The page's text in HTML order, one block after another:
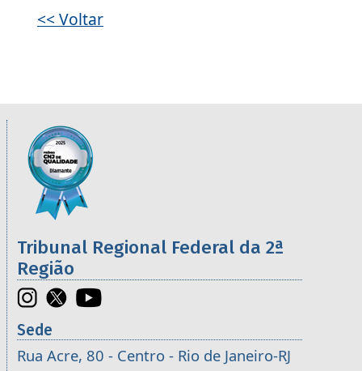
<< Voltar
Informações úteis sobre os órgãos da 2ª
Imagem
Tribunal Regional Federal da 2ª
Região
Sede
Rua Acre, 80 - Centro - Rio de Janeiro-RJ